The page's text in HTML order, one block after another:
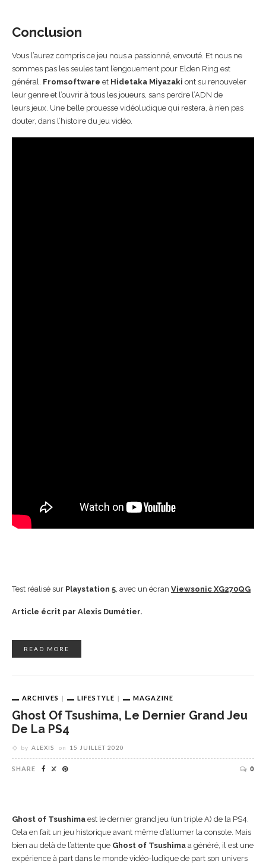
Conclusion
Vous l’aurez compris ce jeu nous a passionné, envouté. Et nous ne
sommes pas les seules tant l’engouement pour Elden Ring est
général. Fromsoftware et Hidetaka Miyazaki ont su renouveler
leur genre et l’ouvrir à tous les joueurs, sans perdre l’ADN de
leurs jeux. Une belle prouesse vidéoludique qui restera, à n’en pas
douter, dans l’histoire du jeu vidéo.
Test réalisé sur Playstation 5 , avec un écran Viewsonic XG270QG
Article écrit par Alexis Dumétier.
READ MORE
ARCHIVES LIFESTYLE MAGAZINE
Ghost Of Tsushima, Le Dernier Grand Jeu
De La PS4
by ALEXIS on 15 JUILLET 2020
SHARE 0
Ghost of Tsushima est le dernier grand jeu (un triple A) de la PS4.
Cela en fait un jeu historique avant même d’allumer la console. Mais
bien au delà de l’attente que Ghost of Tsushima a généré, il est une
expérience à part dans le monde vidéo-ludique de part son univers